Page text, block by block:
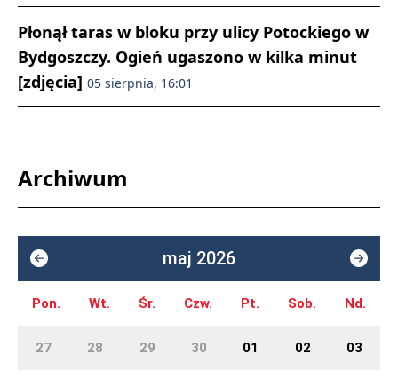
Płonął taras w bloku przy ulicy Potockiego w
Bydgoszczy. Ogień ugaszono w kilka minut
[zdjęcia] 05 sierpnia, 16:01
Archiwum
maj 2026
Pon. Wt. Śr. Czw. Pt. Sob. Nd.
27 28 29 30 01 02 03